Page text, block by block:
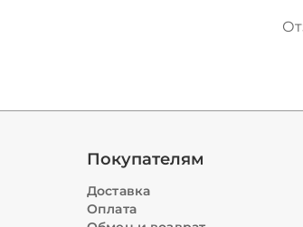
Покупателям
Доставка
Оплата